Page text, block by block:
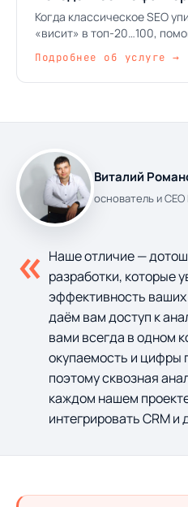
Когда классическое SEO
«висит» в топ-20…100,
Безопасные паттерны, без
Подробнее об услуге →
Виталий
основатель и
« Наше отличие —
разработки, которые
эффективность
даём вам доступ к
вами всегда в одном
окупаемость и цифры
поэтому сквозная
каждом нашем
интегрировать CRM